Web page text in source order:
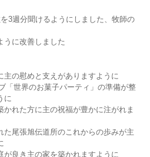
3週分聞けるようにしました、牧師の
うに改善しました
の慰めと支えがありますように
「世界のお菓子パーティ」の準備が整
に
れた方に主の祝福が豊かに注がれま
尾張旭伝道所のこれからの歩みが主
良き主の家を築かれますように